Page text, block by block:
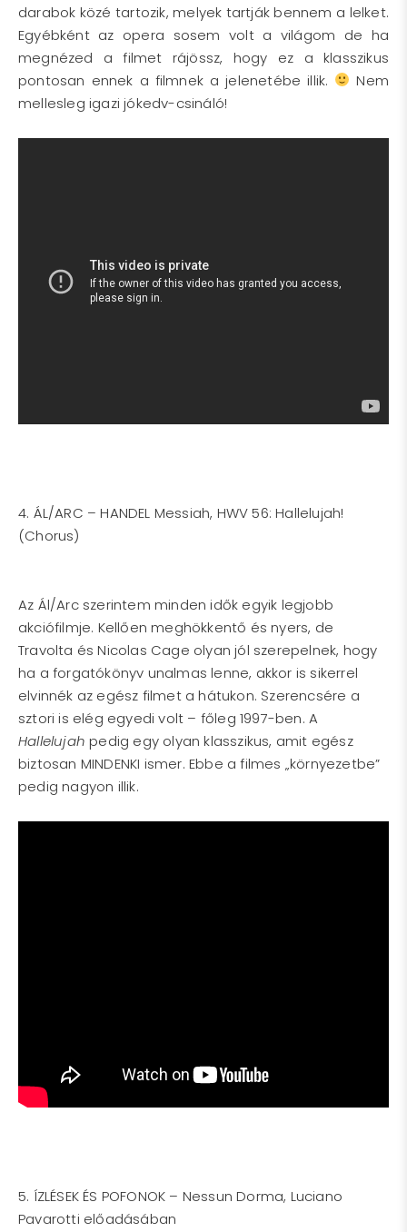
darabok közé tartozik, melyek tartják bennem a lelket.
Egyébként az opera sosem volt a világom de ha
megnézed a filmet rájössz, hogy ez a klasszikus
pontosan ennek a filmnek a jelenetébe illik.
Nem
mellesleg igazi jókedv-csináló!
4. ÁL/ARC – HANDEL Messiah, HWV 56: Hallelujah!
(Chorus)
Az Ál/Arc szerintem minden idők egyik legjobb
akciófilmje. Kellően meghökkentő és nyers, de
Travolta és Nicolas Cage olyan jól szerepelnek, hogy
ha a forgatókönyv unalmas lenne, akkor is sikerrel
elvinnék az egész filmet a hátukon. Szerencsére a
sztori is elég egyedi volt – főleg 1997-ben. A
Hallelujah pedig egy olyan klasszikus, amit egész
biztosan MINDENKI ismer. Ebbe a filmes „környezetbe”
pedig nagyon illik.
5. ÍZLÉSEK ÉS POFONOK – Nessun Dorma, Luciano
Pavarotti előadásában